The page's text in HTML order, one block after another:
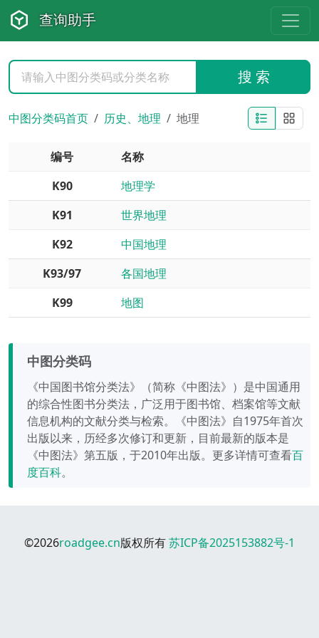
查询助手
搜 索
中图分类码首页 历史、地理 地理
编号
名称
K90
地理学
K91
世界地理
K92
中国地理
K93/97
各国地理
K99
地图
中图分类码
《中国图书馆分类法》（简称《中图法》）是中国通用
的综合性图书分类法，广泛用于图书馆、档案馆等文献
信息机构的文献分类与检索。《中图法》自1975年首次
出版以来，历经多次修订和更新，目前最新的版本是
《中图法》第五版，于2010年出版。更多详情可查看百
度百科。
©2026roadgee.cn版权所有苏ICP备2025153882号-1